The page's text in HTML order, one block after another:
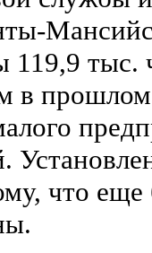
тыс.
в прошлом
что